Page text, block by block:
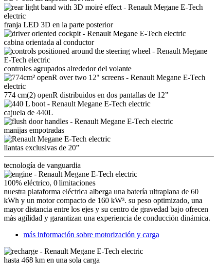
franja LED 3D en la parte posterior
cabina orientada al conductor
controles agrupados alrededor del volante
774 cm(2) openR distribuidos en dos pantallas de 12”
cajuela de 440L
manijas empotradas
llantas exclusivas de 20”
tecnología de vanguardia
100% eléctrico, 0 limitaciones
nuestra plataforma eléctrica alberga una batería ultraplana de 60
kWh y un motor compacto de 160 kW³. su peso optimizado, una
mayor distancia entre los ejes y su centro de gravedad bajo ofrecen
más agilidad y garantizan una experiencia de conducción dinámica.
más información sobre motorización y carga
hasta 468 km en una sola carga